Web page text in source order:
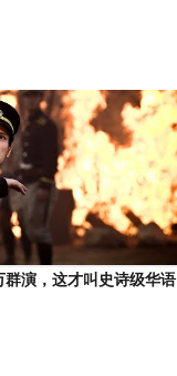
群演，这才叫史诗级华语